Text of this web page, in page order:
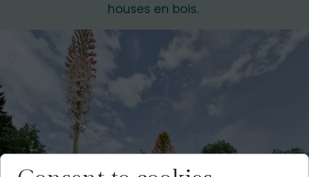
houses en bois.